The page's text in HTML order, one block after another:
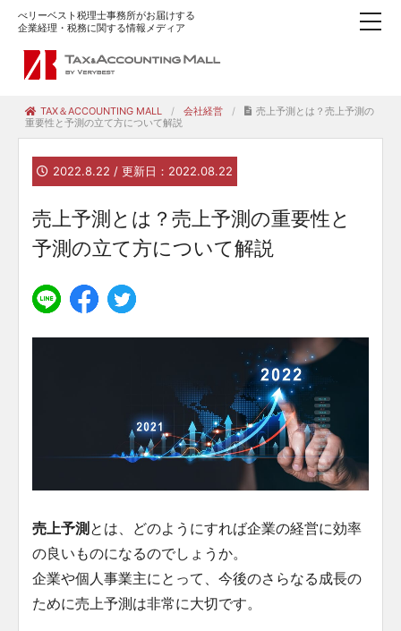
べリーベスト税理士事務所がお届けする
企業経理・税務に関する情報メディア
TAX＆ACCOUNTING MALL 会社経営
売上予測とは？売上予測の
重要性と予測の立て方について解説
2022.8.22 / 更新日：2022.08.22
売上予測とは？売上予測の重要性と
予測の立て方について解説
売上予測とは、どのようにすれば企業の経営に効率
の良いものになるのでしょうか。
企業や個人事業主にとって、今後のさらなる成長の
ために売上予測は非常に大切です。